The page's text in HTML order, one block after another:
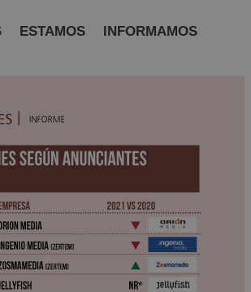
ESTAMOS INFORMAMOS